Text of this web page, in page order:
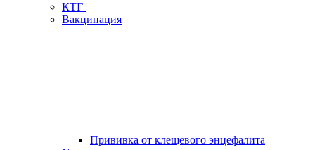
КТГ
Вакцинация
Прививка от клещевого энцефалита